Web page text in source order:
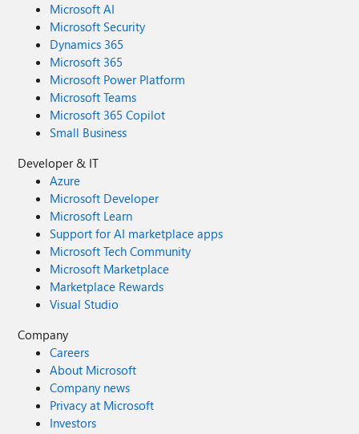
Microsoft AI
Microsoft Security
Dynamics 365
Microsoft 365
Microsoft Power Platform
Microsoft Teams
Microsoft 365 Copilot
Small Business
Developer & IT
Azure
Microsoft Developer
Microsoft Learn
Support for AI marketplace apps
Microsoft Tech Community
Microsoft Marketplace
Marketplace Rewards
Visual Studio
Company
Careers
About Microsoft
Company news
Privacy at Microsoft
Investors